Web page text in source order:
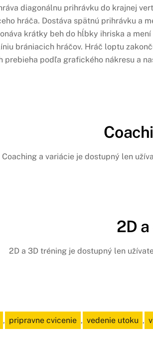
diagonálnu prihrávku do krajnej
hráča. Dostáva spätnú prihrávku a
krátky beh do hĺbky ihriska a
brániacich hráčov. Hráč loptu
prebieha podľa grafického nákresu a
Coaching a variácie je dostupný len
2D
2D a 3D tréning je dostupný len
, pripravne cvicenie , vedenie utoku ,